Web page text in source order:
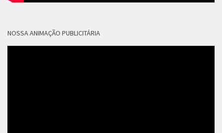
NOSSA ANIMAÇÃO PUBLICITÁRIA